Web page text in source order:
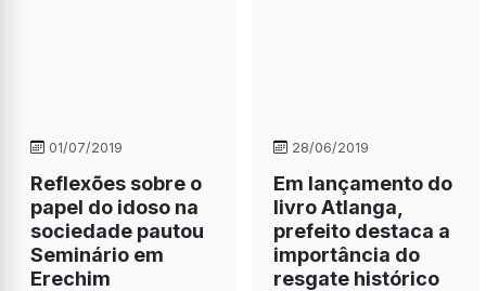
01/07/2019
Reflexões sobre o
papel do idoso na
sociedade pautou
Seminário em
Erechim
28/06/2019
Em lançamento do
livro Atlanga,
prefeito destaca a
importância do
resgate histórico